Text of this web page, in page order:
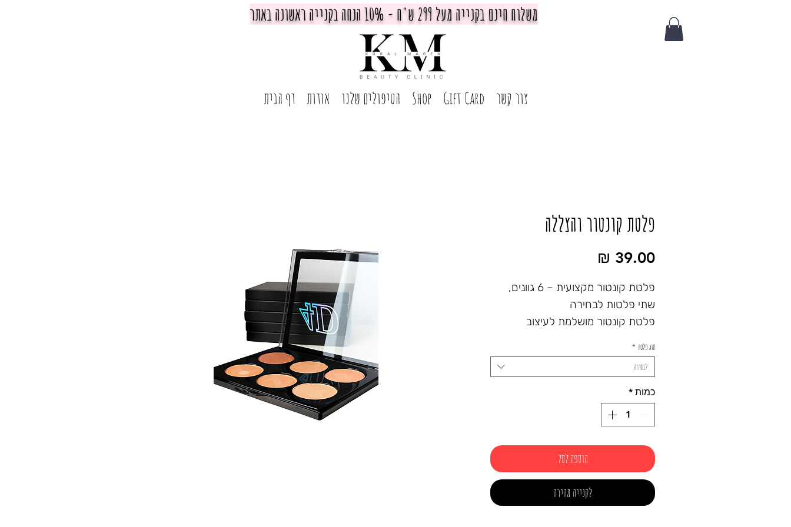
משלוח חינם בקנייה מעל 299 ש"ח - 10% הנחה בקנייה ראשונה באתר
דף הבית אודות הטיפולים שלנו Shop Gift Card צור קשר
פלטת קונטור והצללה
פלטת קונטור מקצועית – 6 גוונים,
שתי פלטות לבחירה
פלטת קונטור מושלמת לעיצוב
ליצירת מראה מחוטב ומאוזן. כל פלטה
כוללת שילוב של גווני הארה והצללה
שמתאימים לכל סגנון איפור – טבעי
ועד דרמטי.
✔ 6 גוונים בפלטה אחת לשימוש מגוון
בקלות
✔ 2 פלטות לבחירה בהתאם לגוון
העור שלך
סוג פלטה *
לבחירה
כמות *
הוספה לסל
לקנייה מהירה